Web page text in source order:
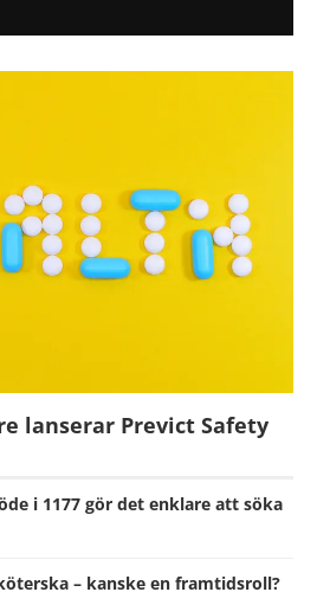
lanserar Previct Safety
i 1177 gör det enklare att söka
– kanske en framtidsroll?